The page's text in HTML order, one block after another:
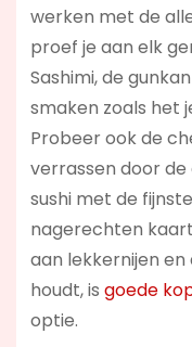
werken met de
proef je aan elk
Sashimi, de
smaken zoals het
Probeer ook de
verrassen door
sushi met de
nagerechten
aan lekkernijen
houdt, is goede
optie.